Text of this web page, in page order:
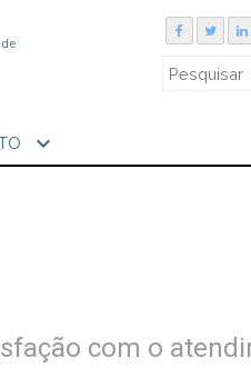
expand_more
com o